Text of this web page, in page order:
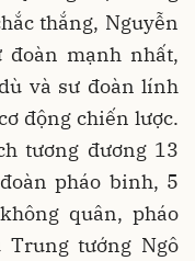
thắng, Nguyễn
đoàn mạnh nhất,
và sư đoàn lính
động chiến lược.
tương đương 13
pháo binh, 5
quân, pháo
tướng Ngô